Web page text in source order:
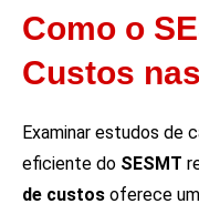
Como o
Custos
Examinar estudos de
eficiente do SESMT
de custos oferece